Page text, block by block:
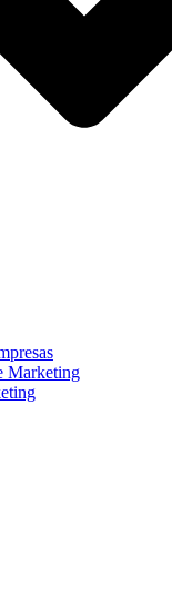
Marketing